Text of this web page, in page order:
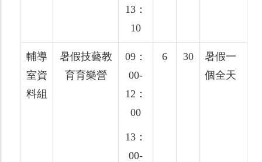
13：
10
輔導
室資
料組
暑假技藝教
育育樂營
09：
00-
12：
00
13：
00-
6 30
暑假一
個全天